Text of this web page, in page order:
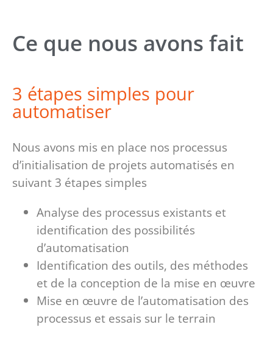
Ce que nous avons fait
3 étapes simples pour
automatiser
Nous avons mis en place nos processus
d’initialisation de projets automatisés en
suivant 3 étapes simples
Analyse des processus existants et
identification des possibilités
d’automatisation
Identification des outils, des méthodes
et de la conception de la mise en œuvre
Mise en œuvre de l’automatisation des
processus et essais sur le terrain